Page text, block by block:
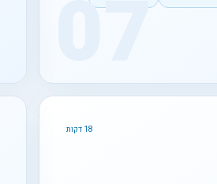
07
18 דקות